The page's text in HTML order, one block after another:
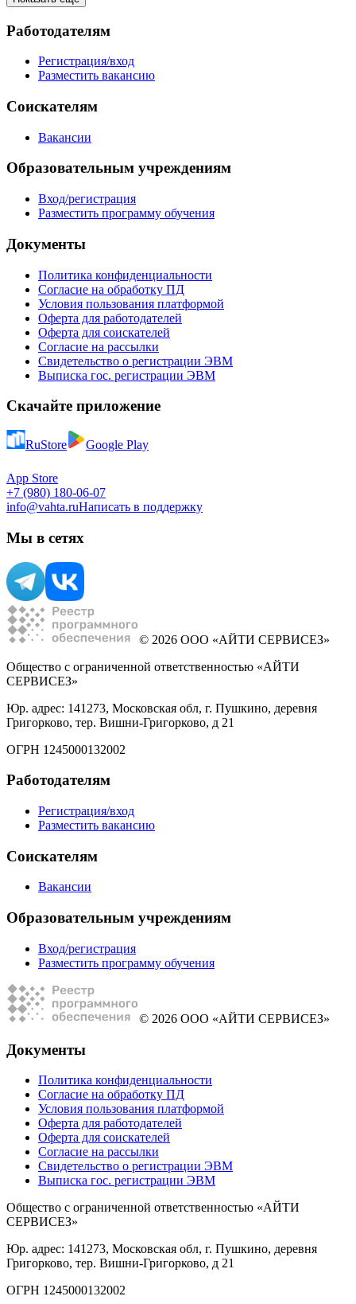
Работодателям
Регистрация/вход
Разместить вакансию
Соискателям
Вакансии
Образовательным учреждениям
Вход/регистрация
Разместить программу обучения
Документы
Политика конфиденциальности
Согласие на обработку ПД
Условия пользования платформой
Оферта для работодателей
Оферта для соискателей
Согласие на рассылки
Свидетельство о регистрации ЭВМ
Выписка гос. регистрации ЭВМ
Скачайте приложение
RuStore Google Play
App Store
+7 (980) 180-06-07
info@vahta.ruНаписать в поддержку
Мы в сетях
© 2026 ООО «АЙТИ СЕРВИСЕЗ»
Общество с ограниченной ответственностью «АЙТИ
СЕРВИСЕЗ»
Юр. адрес: 141273, Московская обл, г. Пушкино, деревня
Григорково, тер. Вишни-Григорково, д 21
ОГРН 1245000132002
Работодателям
Регистрация/вход
Разместить вакансию
Соискателям
Вакансии
Образовательным учреждениям
Вход/регистрация
Разместить программу обучения
© 2026 ООО «АЙТИ СЕРВИСЕЗ»
Документы
Политика конфиденциальности
Согласие на обработку ПД
Условия пользования платформой
Оферта для работодателей
Оферта для соискателей
Согласие на рассылки
Свидетельство о регистрации ЭВМ
Выписка гос. регистрации ЭВМ
Общество с ограниченной ответственностью «АЙТИ
СЕРВИСЕЗ»
Юр. адрес: 141273, Московская обл, г. Пушкино, деревня
Григорково, тер. Вишни-Григорково, д 21
ОГРН 1245000132002